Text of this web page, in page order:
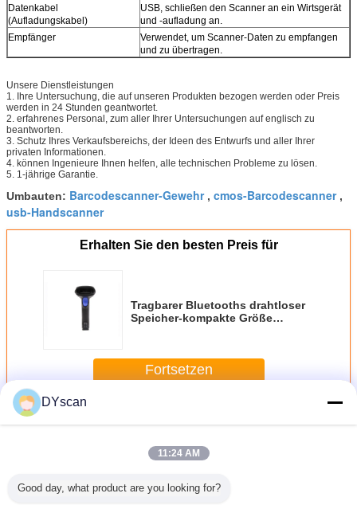
Datenkabel
(Aufladungskabel)
USB, schließen den Scanner an ein Wirtsgerät
und -aufladung an.
Empfänger
Verwendet, um Scanner-Daten zu empfangen
und zu übertragen.
Unsere Dienstleistungen
1. Ihre Untersuchung, die auf unseren Produkten bezogen werden oder Preis
werden in 24 Stunden geantwortet.
2. erfahrenes Personal, zum aller Ihrer Untersuchungen auf englisch zu
beantworten.
3. Schutz Ihres Verkaufsbereichs, der Ideen des Entwurfs und aller Ihrer
privaten Informationen.
4. können Ingenieure Ihnen helfen, alle technischen Probleme zu lösen.
5. 1-jährige Garantie.
Umbauten: Barcodescanner-Gewehr, cmos-Barcodescanner,
usb-Handscanner
Erhalten Sie den besten Preis für
Tragbarer Bluetooths drahtloser
Speicher-kompakte Größe
Fortsetzen
Mehr
DYscan
11:24 AM
Good day, what product are you looking for?